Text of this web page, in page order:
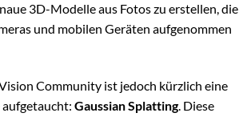
3D-Modelle aus Fotos zu erstellen, die
und mobilen Geräten aufgenommen
Community ist jedoch kürzlich eine
aufgetaucht: Gaussian Splatting. Diese